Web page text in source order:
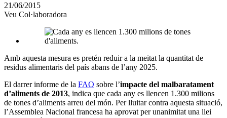
altres
xarxes
21/06/2015
Veu Col·laboradora
Amb aquesta mesura es pretén reduir a la meitat la quantitat de
residus alimentaris del país abans de l’any 2025.
El darrer informe de la FAO sobre l’impacte del malbaratament
d’aliments de 2013, indica que cada any es llencen 1.300 milions
de tones d’aliments arreu del món. Per lluitar contra aquesta situació,
l’Assemblea Nacional francesa ha aprovat per unanimitat una llei